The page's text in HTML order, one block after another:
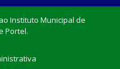
Instituto Municipal de
Portel.